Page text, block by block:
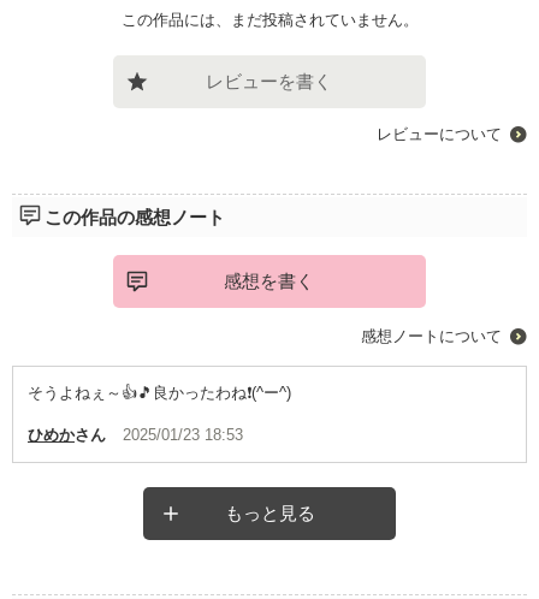
この作品には、まだ投稿されていません。
レビューを書く
レビューについて
この作品の感想ノート
感想を書く
感想ノートについて
そうよねぇ～👍️🎵良かったわね❗(^ー^)
ひめかさん 2025/01/23 18:53
もっと見る